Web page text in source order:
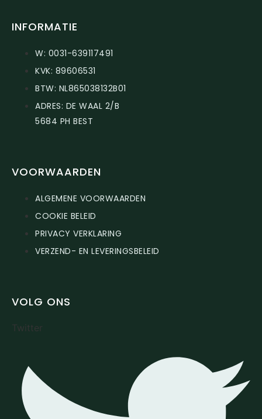
INFORMATIE
W: 0031-639117491
KVK: 89606531
BTW: NL865038132B01
ADRES: DE WAAL 2/B
5684 PH BEST
VOORWAARDEN
ALGEMENE VOORWAARDEN
COOKIE BELEID
PRIVACY VERKLARING
VERZEND- EN LEVERINGSBELEID
VOLG ONS
Twitter